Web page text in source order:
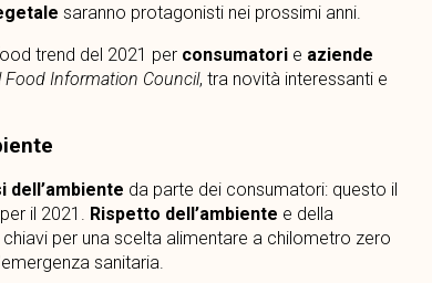
saranno protagonisti nei prossimi anni.
trend del 2021 per consumatorie aziende
Food Information Council, tra novità interessanti e
dell’ambiente da parte dei consumatori: questo il
il 2021. Rispetto dell’ambiente e della
per una scelta alimentare a chilometro zero
sanitaria.